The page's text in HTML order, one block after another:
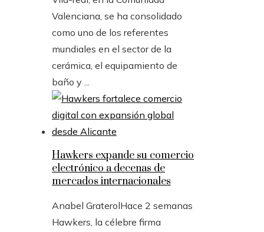
Valenciana, se ha consolidado
como uno de los referentes
mundiales en el sector de la
cerámica, el equipamiento de
baño y ...
Hawkers expande su comercio
electrónico a decenas de
mercados internacionales
Anabel GraterolHace 2 semanas
Hawkers, la célebre firma